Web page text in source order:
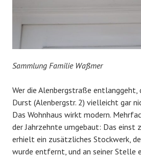
Sammlung Familie Waßmer
Wer die Alenbergstraße
Durst (Alenbergstr. 2) vielleicht gar
Das Wohnhaus wirkt modern.
der Jahrzehnte umgebaut: Das einst
erhielt ein zusätzliches Stockwerk,
wurde entfernt, und an seiner Stelle